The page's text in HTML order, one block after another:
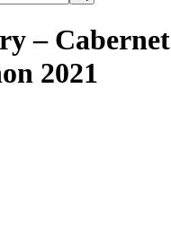
– Cabernet
2021